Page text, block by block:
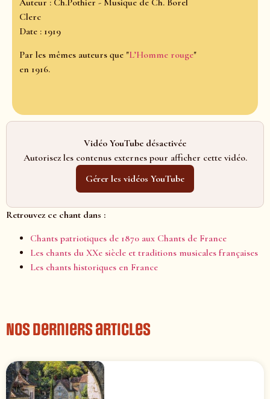
Auteur : Ch.Pothier - Musique de Ch. Borel
Clerc
Date : 1919
Par les mêmes auteurs que "L’Homme rouge"
en 1916.
Vidéo YouTube désactivée
Autorisez les contenus externes pour afficher cette vidéo.
Gérer les vidéos YouTube
Retrouvez ce chant dans :
Chants patriotiques de 1870 aux Chants de France
Les chants du XXe siècle et traditions musicales françaises
Les chants historiques en France
Nos derniers articles